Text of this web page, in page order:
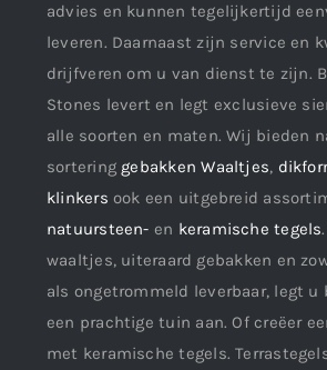
advies en kunnen tegelijkertijd
leveren. Daarnaast zijn service en
drijfveren om u van dienst te zijn.
Stones levert en legt exclusieve
alle soorten en maten. Wij bieden
sortering gebakken Waaltjes,
klinkers ook een uitgebreid
natuursteen- en keramische tegels
waaltjes, uiteraard gebakken en
als ongetrommeld leverbaar, legt u
een prachtige tuin aan. Of creëer
met keramische tegels.